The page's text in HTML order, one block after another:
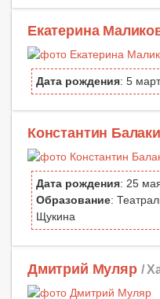
Екатерина
Дата рождения: 5
Константин
Дата рождения: 25
Образование:
Щукина
Дмитрий Муляр /